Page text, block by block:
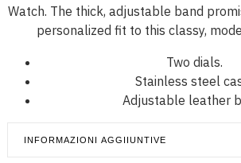
Watch. The thick, adjustable band
personalized fit to this classy,
Two dials.
Stainless steel
Adjustable leather
INFORMAZIONI AGGIIUNTIVE